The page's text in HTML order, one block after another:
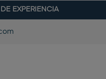
EXPERIENCIA